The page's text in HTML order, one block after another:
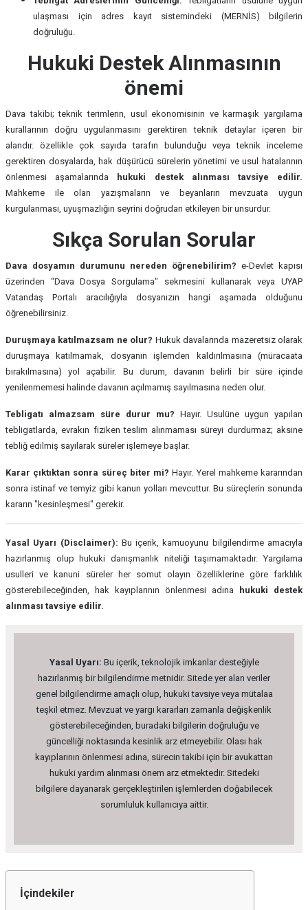
ulaşması için adres kayıt sistemindeki (MERNİS) bilgilerin
doğruluğu.
Hukuki Destek Alınmasının
önemi
Dava takibi; teknik terimlerin, usul ekonomisinin ve karmaşık yargılama
kurallarının doğru uygulanmasını gerektiren teknik detaylar içeren bir
alandır. özellikle çok sayıda tarafın bulunduğu veya teknik inceleme
gerektiren dosyalarda, hak düşürücü sürelerin yönetimi ve usul hatalarının
önlenmesi aşamalarında
hukuki destek alınması tavsiye edilir.
Mahkeme ile olan yazışmaların ve beyanların mevzuata uygun
kurgulanması, uyuşmazlığın seyrini doğrudan etkileyen bir unsurdur.
Sıkça Sorulan Sorular
Dava dosyamın durumunu nereden öğrenebilirim? e-Devlet kapısı
üzerinden "Dava Dosya Sorgulama" sekmesini kullanarak veya UYAP
Vatandaş Portalı aracılığıyla dosyanızın hangi aşamada olduğunu
öğrenebilirsiniz.
Duruşmaya katılmazsam ne olur? Hukuk davalarında mazeretsiz olarak
duruşmaya katılmamak, dosyanın işlemden kaldırılmasına (müracaata
bırakılmasına) yol açabilir. Bu durum, davanın belirli bir süre içinde
yenilenmemesi halinde davanın açılmamış sayılmasına neden olur.
Tebligatı almazsam süre durur mu? Hayır. Usulüne uygun yapılan
tebligatlarda, evrakın fiziken teslim alınmaması süreyi durdurmaz; aksine
tebliğ edilmiş sayılarak süreler işlemeye başlar.
Karar çıktıktan sonra süreç biter mi? Hayır. Yerel mahkeme kararından
sonra istinaf ve temyiz gibi kanun yolları mevcuttur. Bu süreçlerin sonunda
kararın "kesinleşmesi" gerekir.
Yasal Uyarı (Disclaimer): Bu içerik, kamuoyunu bilgilendirme amacıyla
hazırlanmış olup hukuki danışmanlık niteliği taşımamaktadır. Yargılama
usulleri ve kanuni süreler her somut olayın özelliklerine göre farklılık
gösterebileceğinden, hak kayıplarının önlenmesi adına
hukuki destek
alınması tavsiye edilir.
Yasal Uyarı: Bu içerik, teknolojik imkanlar desteğiyle
hazırlanmış bir bilgilendirme metnidir. Sitede yer alan veriler
genel bilgilendirme amaçlı olup, hukuki tavsiye veya mütalaa
teşkil etmez. Mevzuat ve yargı kararları zamanla değişkenlik
gösterebileceğinden, buradaki bilgilerin doğruluğu ve
güncelliği noktasında kesinlik arz etmeyebilir. Olası hak
kayıplarının önlenmesi adına, sürecin takibi için bir avukattan
hukuki yardım alınması önem arz etmektedir. Sitedeki
bilgilere dayanarak gerçekleştirilen işlemlerden doğabilecek
sorumluluk kullanıcıya aittir.
İçindekiler